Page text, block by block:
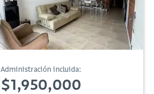
Administración incluida:
$1,950,000